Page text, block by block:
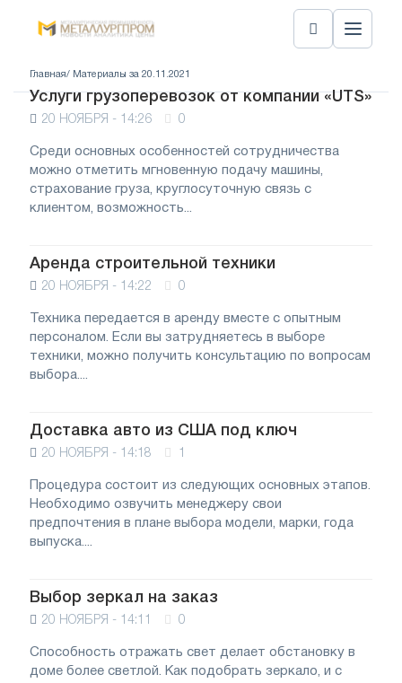
Главная/ Материалы за 20.11.2021
Услуги грузоперевозок от компании «UTS»
20 НОЯБРЯ - 14:26 0
Среди основных особенностей сотрудничества
можно отметить мгновенную подачу машины,
страхование груза, круглосуточную связь с
клиентом, возможность...
Аренда строительной техники
20 НОЯБРЯ - 14:22 0
Техника передается в аренду вместе с опытным
персоналом. Если вы затрудняетесь в выборе
техники, можно получить консультацию по вопросам
выбора....
Доставка авто из США под ключ
20 НОЯБРЯ - 14:18 1
Процедура состоит из следующих основных этапов.
Необходимо озвучить менеджеру свои
предпочтения в плане выбора модели, марки, года
выпуска....
Выбор зеркал на заказ
20 НОЯБРЯ - 14:11 0
Способность отражать свет делает обстановку в
доме более светлой. Как подобрать зеркало, и с